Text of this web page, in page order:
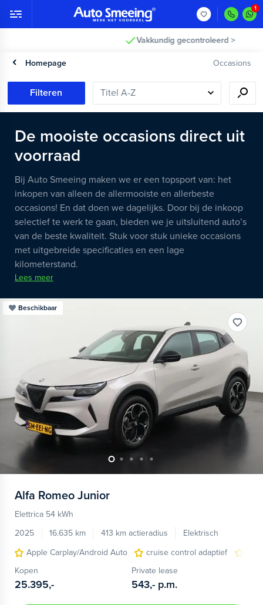
Vakkundig gecontroleerd >
Homepage Occasions
Filteren
De mooiste occasions direct uit
voorraad
Bij Auto Smeeing maken we er een topsport van: het
inkopen van alleen de allermooiste en allerbeste
occasions! En dat doen we dagelijks. Door bij de inkoop
selectief te werk te gaan, bieden we je uitsluitend auto’s
van de beste kwaliteit. Stuk voor stuk unieke occasions
met uitgebreide specificaties en een lage
kilometerstand.
Lees meer
Beschikbaar
Alfa Romeo Junior
Elettrica 54 kWh
2025
16.635 km 413 km actieradius
Elektrisch
Apple Carplay/Android Auto
cruise control adaptief
Kopen
25.395,-
Private lease
543,- p.m.